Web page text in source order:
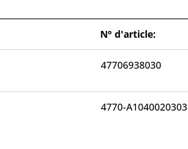
N° d'article:
47706938030
4770-A1040020303